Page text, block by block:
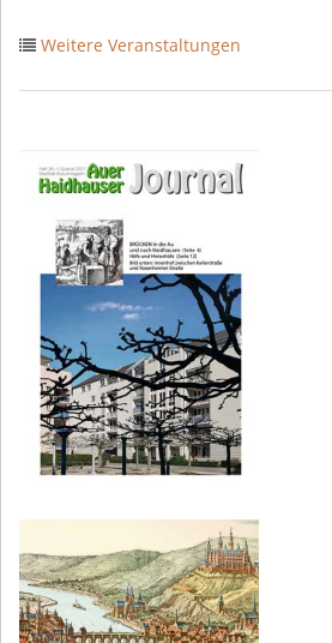
Weitere Veranstaltungen